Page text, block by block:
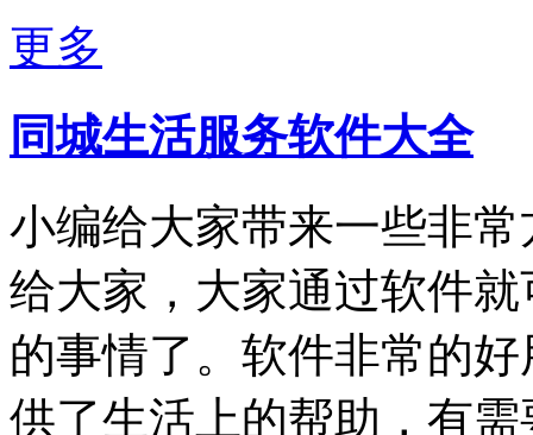
更多
同城生活服务软件大全
小编给大家带来一些非
给大家，大家通过软件
的事情了。软件非常的
供了生活上的帮助，有